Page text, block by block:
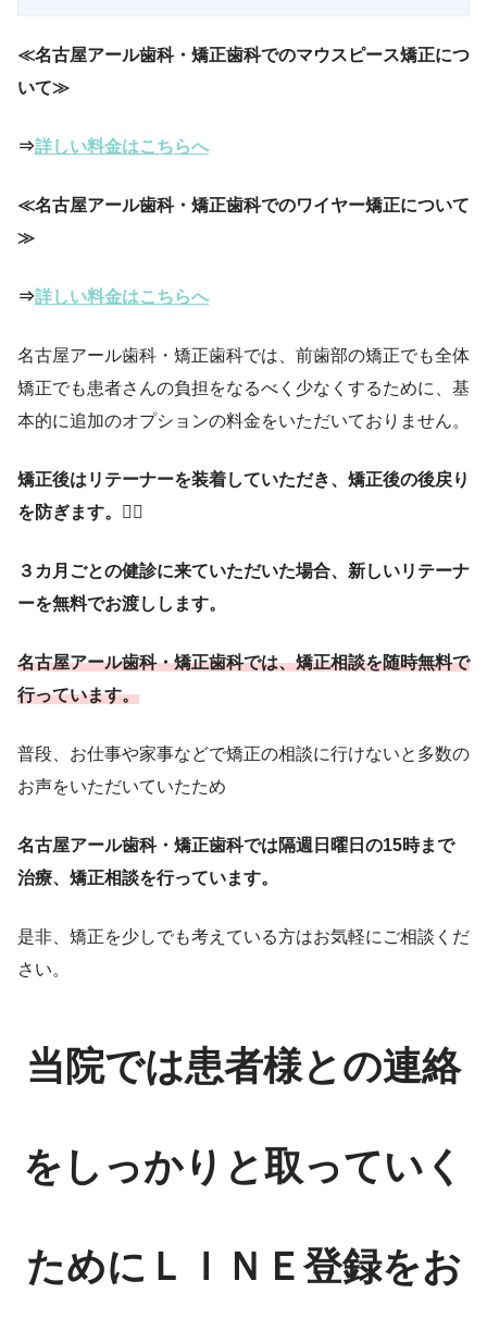
≪名古屋アール歯科・矯正歯科でのマウスピース矯正につ
いて≫
⇒詳しい料金はこちらへ
≪名古屋アール歯科・矯正歯科でのワイヤー矯正について
≫
⇒詳しい料金はこちらへ
名古屋アール歯科・矯正歯科では、前歯部の矯正でも全体
矯正でも患者さんの負担をなるべく少なくするために、基
本的に追加のオプションの料金をいただいておりません。
矯正後はリテーナーを装着していただき、矯正後の後戻り
を防ぎます。
😶‍🌫️
３カ月ごとの健診に来ていただいた場合、新しいリテーナ
ーを無料でお渡しします。
名古屋アール歯科・矯正歯科では、矯正相談を随時無料で
行っています。
普段、お仕事や家事などで矯正の相談に行けないと多数の
お声をいただいていたため
名古屋アール歯科・矯正歯科では隔週日曜日の15時まで
治療、矯正相談を行っています。
是非、矯正を少しでも考えている方はお気軽にご相談くだ
さい。
当院では患者様との連絡
をしっかりと取っていく
ためにＬＩＮＥ登録をお